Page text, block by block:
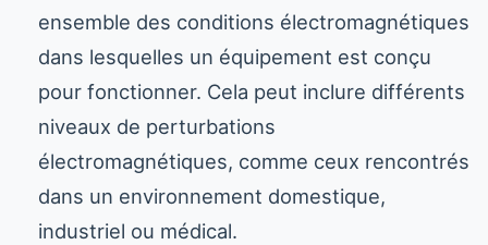
ensemble des conditions électromagnétiques
dans lesquelles un équipement est conçu
pour fonctionner. Cela peut inclure différents
niveaux de perturbations
électromagnétiques, comme ceux rencontrés
dans un environnement domestique,
industriel ou médical.